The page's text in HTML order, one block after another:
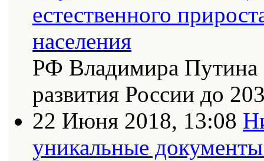
РФ Владимира Путина
развития России до
22 Июня 2018, 13:08
уникальные